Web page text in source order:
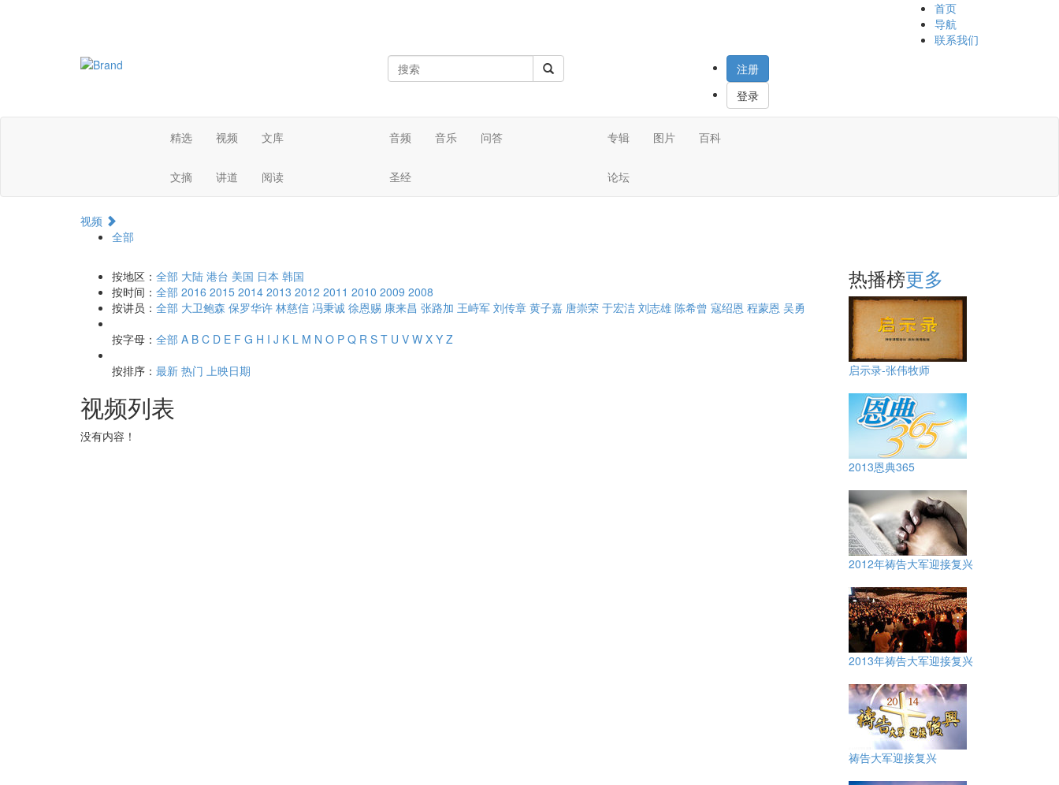
首页
导航
联系我们
注册
登录
精选 视频 文库
文摘 讲道 阅读
音频 音乐 问答
圣经
专辑 图片 百科
论坛
视频
全部
按地区： 全部 大陆 港台 美国 日本 韩国
按时间： 全部 2016 2015 2014 2013 2012 2011 2010 2009 2008
按讲员： 全部 大卫鲍森 保罗华许 林慈信 冯秉诚 徐恩赐 康来昌 张路加 王峙军 刘传章 黄子嘉 唐崇荣 于宏洁 刘志雄 陈希曾 寇绍恩 程蒙恩 吴勇
按字母： 全部 A B C D E F G H I J K L M N O P Q R S T U V W X Y Z
按排序： 最新 热门 上映日期
视频列表
没有内容！
热播榜更多
启示录-张伟牧师
2013恩典365
2012年祷告大军迎接复兴
2013年祷告大军迎接复兴
祷告大军迎接复兴